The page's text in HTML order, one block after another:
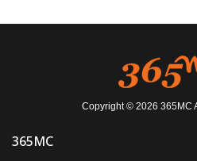
Copyright © 2026 365MC
365MC